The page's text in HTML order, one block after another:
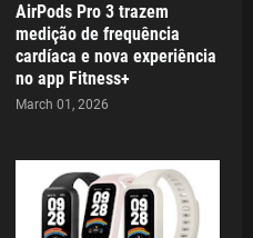
AirPods Pro 3 trazem
medição de frequência
cardíaca e nova experiência
no app Fitness+
March 01, 2026